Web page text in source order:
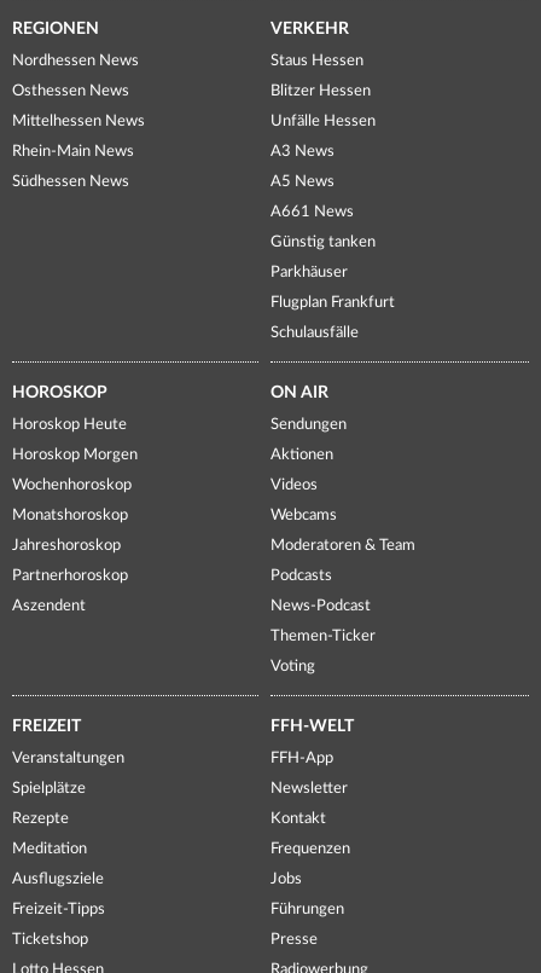
REGIONEN
Nordhessen News
Osthessen News
Mittelhessen News
Rhein-Main News
Südhessen News
VERKEHR
Staus Hessen
Blitzer Hessen
Unfälle Hessen
A3 News
A5 News
A661 News
Günstig tanken
Parkhäuser
Flugplan Frankfurt
Schulausfälle
HOROSKOP
Horoskop Heute
Horoskop Morgen
Wochenhoroskop
Monatshoroskop
Jahreshoroskop
Partnerhoroskop
Aszendent
ON AIR
Sendungen
Aktionen
Videos
Webcams
Moderatoren & Team
Podcasts
News-Podcast
Themen-Ticker
Voting
FREIZEIT
Veranstaltungen
Spielplätze
Rezepte
Meditation
Ausflugsziele
Freizeit-Tipps
Ticketshop
Lotto Hessen
FFH-WELT
FFH-App
Newsletter
Kontakt
Frequenzen
Jobs
Führungen
Presse
Radiowerbung